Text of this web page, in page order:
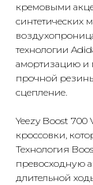
кремовыми
синтетических
технологии
амортизацию и
прочной
сцепление.
Yeezy Boost
кроссовки,
Технология
превосходную
длительной